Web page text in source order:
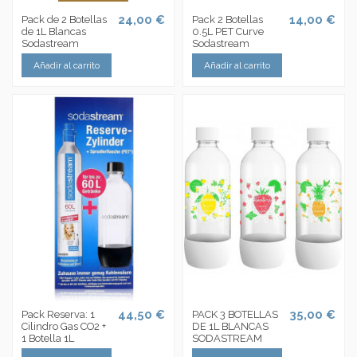
Pack de 2 Botellas
de 1L Blancas
Sodastream
24,00 €
Añadir al carrito
Pack 2 Botellas
0.5L PET Curve
Sodastream
14,00 €
Añadir al carrito
Pack Reserva: 1
Cilindro Gas CO2 +
1 Botella 1L
44,50 €
PACK 3 BOTELLAS
DE 1L BLANCAS
SODASTREAM
35,00 €